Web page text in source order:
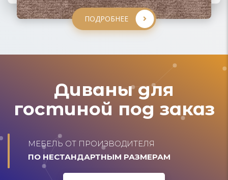
ПОДРОБНЕЕ
Диваны для
гостиной под заказ
МЕБЕЛЬ ОТ ПРОИЗВОДИТЕЛЯ
ПО НЕСТАНДАРТНЫМ РАЗМЕРАМ